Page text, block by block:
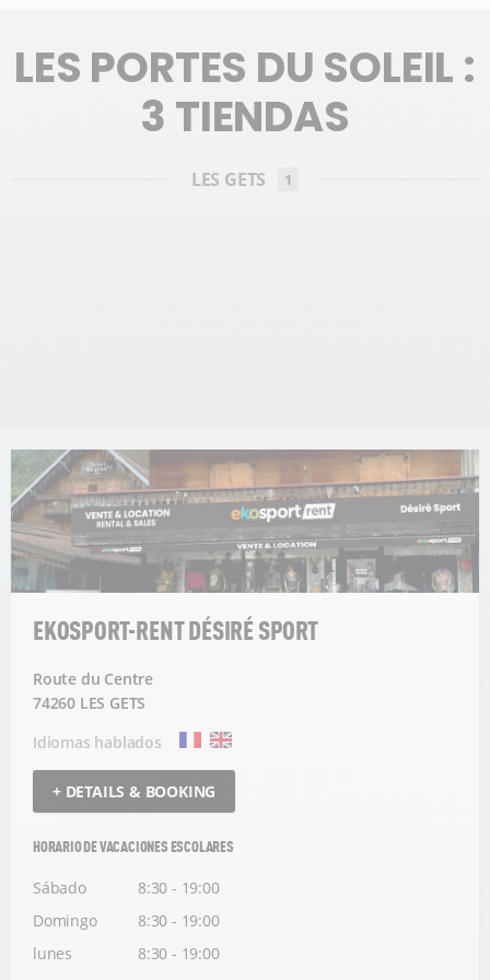
LES PORTES DU SOLEIL :
3 TIENDAS
LES GETS 1
EKOSPORT-RENT DÉSIRÉ SPORT
Route du Centre
74260 LES GETS
Idiomas hablados
+ DETAILS & BOOKING
HORARIO DE VACACIONES ESCOLARES
Sábado
8:30 - 19:00
Domingo
8:30 - 19:00
lunes
8:30 - 19:00